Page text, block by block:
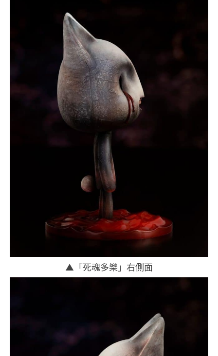
▲「死魂多樂」右側面